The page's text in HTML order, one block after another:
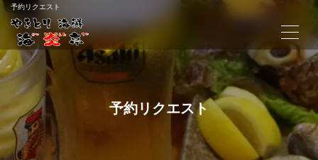
予約リクエスト
予約リクエスト